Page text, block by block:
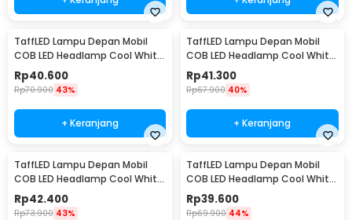
TaffLED Lampu Depan Mobil
COB LED Headlamp Cool White
IP65 32V 9005/HB3/H10 - S2
Rp40.600
Rp70.900 43%
+ Keranjang
TaffLED Lampu Depan Mobil
COB LED Headlamp Cool White
IP65 32V 9006/HB4 - S2
Rp41.300
Rp67.900 40%
+ Keranjang
TaffLED Lampu Depan Mobil
COB LED Headlamp Cool White
IP65 32V H7 - S2
Rp42.400
Rp73.900 43%
TaffLED Lampu Depan Mobil
COB LED Headlamp Cool White
IP65 32V H11 - S2
Rp39.600
Rp69.900 44%